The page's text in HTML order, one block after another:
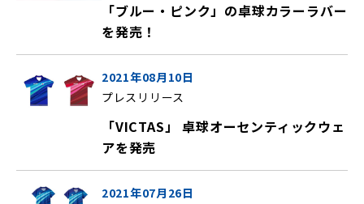
「ブルー・ピンク」の卓球カラーラバー
を発売！
2021年08月10日
プレスリリース
「VICTAS」 卓球オーセンティックウェ
アを発売
2021年07月26日